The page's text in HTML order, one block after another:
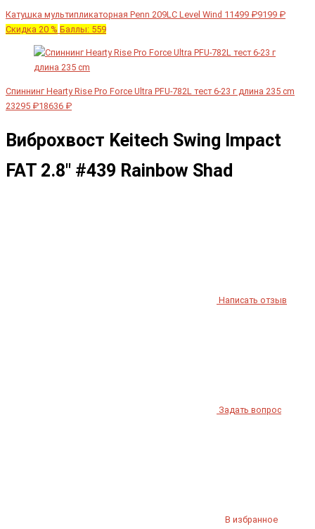
Катушка мультипликаторная Penn 209LC Level Wind 11499 ₽9199 ₽
Скидка 20 % Баллы: 559
Спиннинг Hearty Rise Pro Force Ultra PFU-782L тест 6-23 г длина 235 cm
23295 ₽18636 ₽
Виброхвост Keitech Swing Impact
FAT 2.8" #439 Rainbow Shad
Написать отзыв
Задать вопрос
В избранное